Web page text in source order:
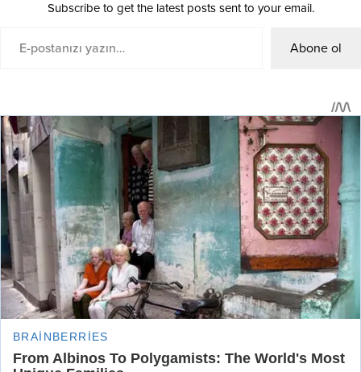
Subscribe to get the latest posts sent to your email.
Abone ol